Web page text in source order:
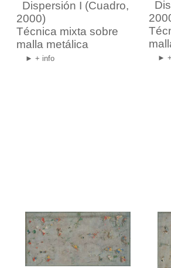
Dispersión I (Cuadro,
2000)
Técnica mixta sobre
malla metálica
► + info ►